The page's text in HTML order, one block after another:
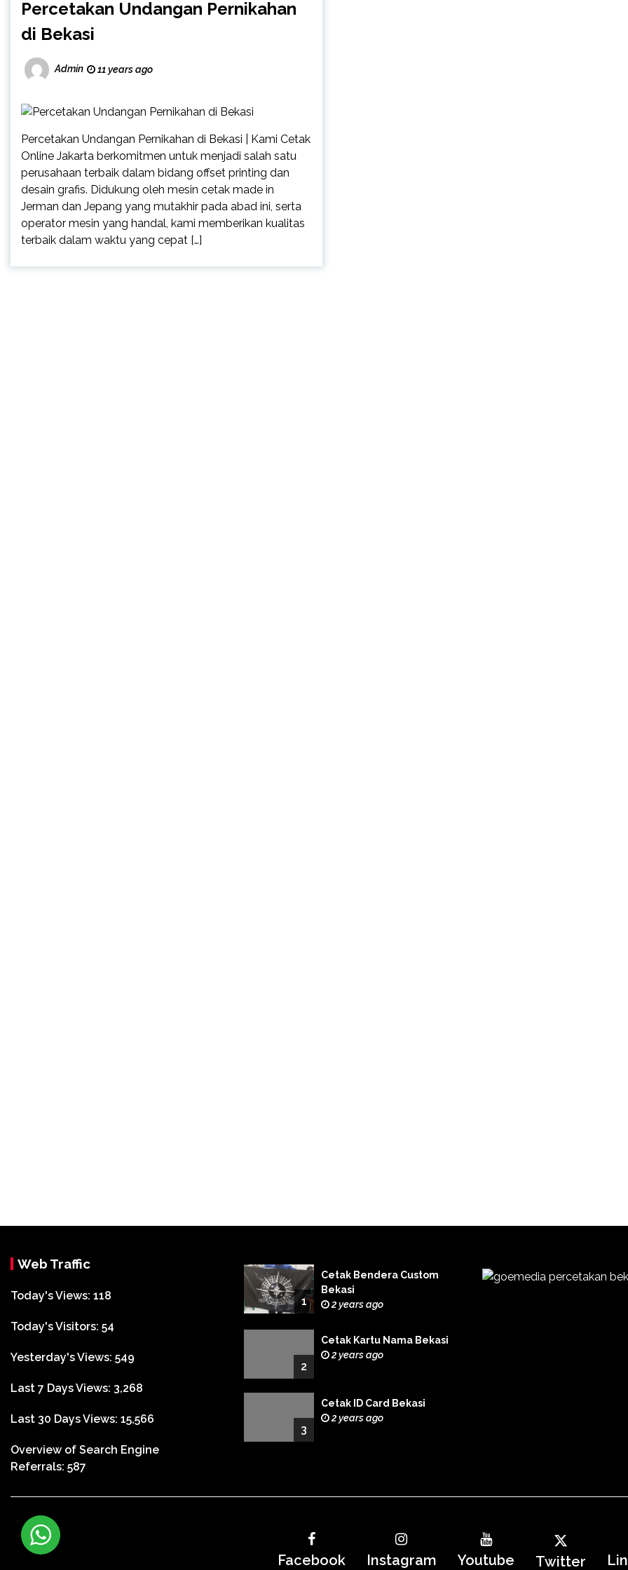
Percetakan Undangan Pernikahan
di Bekasi
Admin 11 years ago
Percetakan Undangan Pernikahan di Bekasi | Kami Cetak
Online Jakarta berkomitmen untuk menjadi salah satu
perusahaan terbaik dalam bidang offset printing dan
desain grafis. Didukung oleh mesin cetak made in
Jerman dan Jepang yang mutakhir pada abad ini, serta
operator mesin yang handal, kami memberikan kualitas
terbaik dalam waktu yang cepat […]
Web Traffic
Today's Views: 118
Today's Visitors: 54
Yesterday's Views: 549
Last 7 Days Views: 3,268
Last 30 Days Views: 15,566
Overview of Search Engine
Referrals: 587
1
Cetak Bendera Custom
Bekasi
2 years ago
2
Cetak Kartu Nama Bekasi
2 years ago
3
Cetak ID Card Bekasi
2 years ago
Facebook Instagram Youtube Twitter